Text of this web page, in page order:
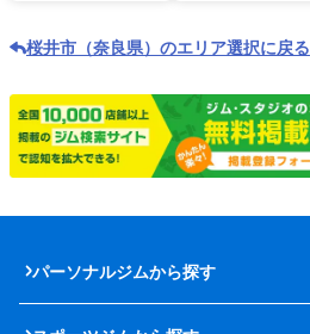
桜井市（奈良県）のエリア選択に戻る
パーソナルジムから探す